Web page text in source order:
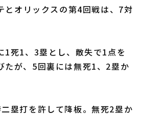
オリックスの第4回戦は、7対
1死1、3塁とし、敵失で1点を
たが、5回裏には無死1、2塁か
塁打を許して降板。無死2塁か